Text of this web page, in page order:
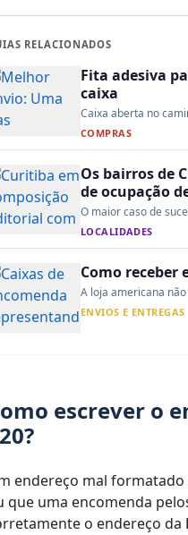
RELACIONADOS
Fita adesiva
caixa
Caixa aberta no
COMPRAS
Os bairros de
de ocupação
O maior caso de
LOCALIDADES
Como receber
A loja americana
ENVIOS E ENTREGAS
escrever o
endereço mal
que uma encomenda
o endereço da